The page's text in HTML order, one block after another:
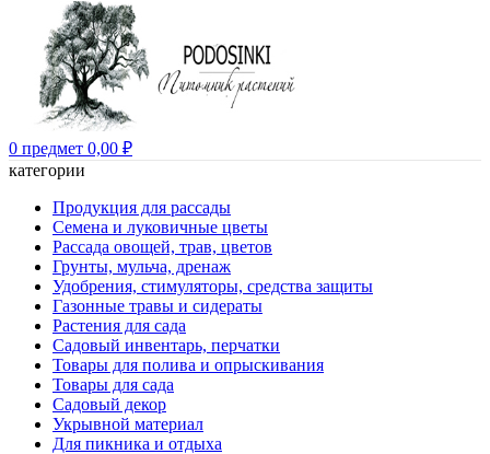
0 предмет 0,00 ₽
категории
Продукция для рассады
Семена и луковичные цветы
Рассада овощей, трав, цветов
Грунты, мульча, дренаж
Удобрения, стимуляторы, средства защиты
Газонные травы и сидераты
Растения для сада
Садовый инвентарь, перчатки
Товары для полива и опрыскивания
Товары для сада
Садовый декор
Укрывной материал
Для пикника и отдыха